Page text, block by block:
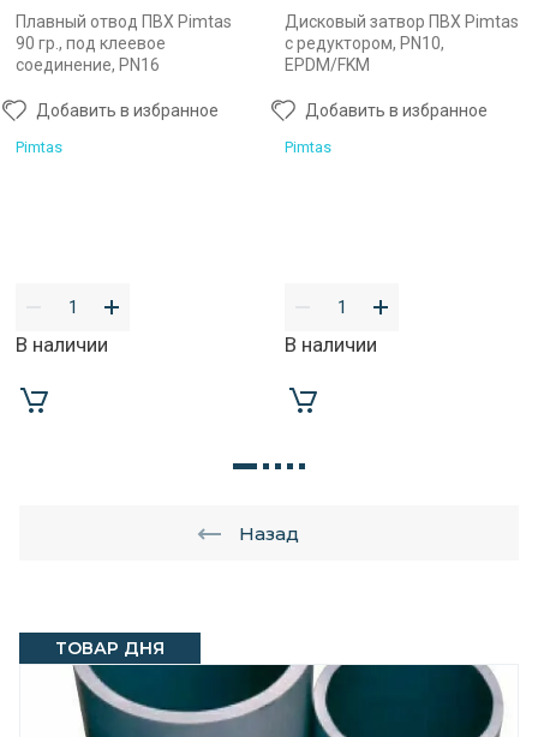
ТОВАР ДНЯ
Плавный отвод ПВХ Pimtas
90 гр., под клеевое
соединение, PN16
Добавить в избранное
Pimtas
В наличии
Дисковый затвор ПВХ Pimtas
с редуктором, PN10,
EPDM/FKM
Добавить в избранное
Pimtas
В наличии
Назад